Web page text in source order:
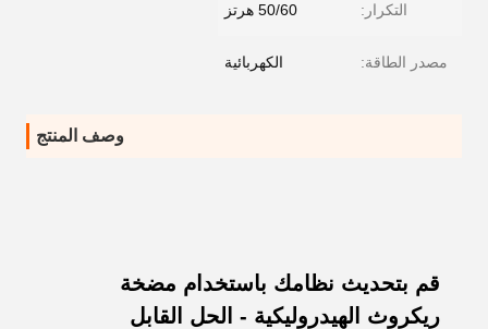
التكرار: 50/60 هرتز
مصدر الطاقة: الكهربائية
وصف المنتج
قم بتحديث نظامك باستخدام مضخة
ريكروث الهيدروليكية - الحل القابل